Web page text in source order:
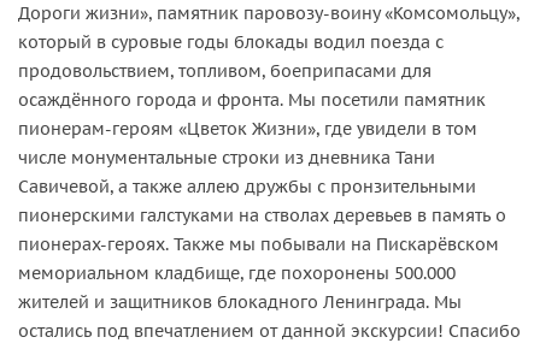
Дороги жизни», памятник паровозу-воину «Комсомольцу»,
который в суровые годы блокады водил поезда с
продовольствием, топливом, боеприпасами для
осаждённого города и фронта. Мы посетили памятник
пионерам-героям «Цветок Жизни», где увидели в том
числе монументальные строки из дневника Тани
Савичевой, а также аллею дружбы с пронзительными
пионерскими галстуками на стволах деревьев в память о
пионерах-героях. Также мы побывали на Пискарёвском
мемориальном кладбище, где похоронены 500.000
жителей и защитников блокадного Ленинграда. Мы
остались под впечатлением от данной экскурсии! Спасибо